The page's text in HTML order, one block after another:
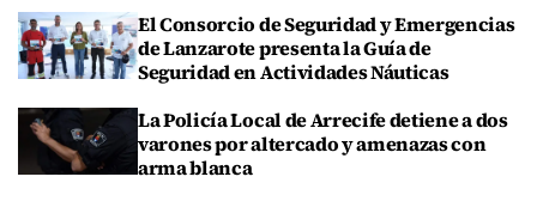
El Consorcio de Seguridad y Emergencias
de Lanzarote presenta la Guía de
Seguridad en Actividades Náuticas
La Policía Local de Arrecife detiene a dos
varones por altercado y amenazas con
arma blanca